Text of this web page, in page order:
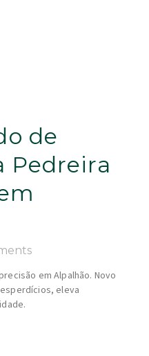
de
Pedreira
em Alpalhão. Novo
eleva